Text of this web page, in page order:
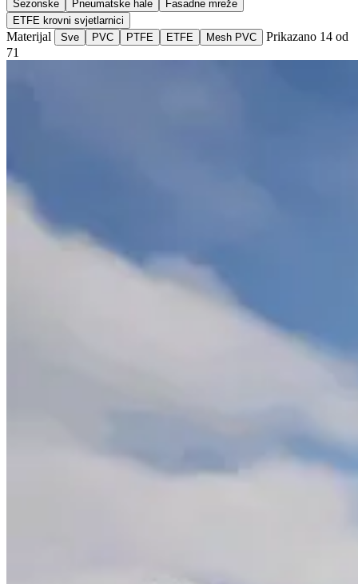
Sezonske
Pneumatske hale
Fasadne mreže
ETFE krovni svjetlarnici
Materijal Sve PVC PTFE ETFE Mesh PVC
Prikazano 14 od
71